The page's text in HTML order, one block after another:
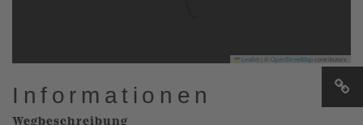
Leaflet OpenStreetMapcontributors
Informationen
Wegbeschreibung